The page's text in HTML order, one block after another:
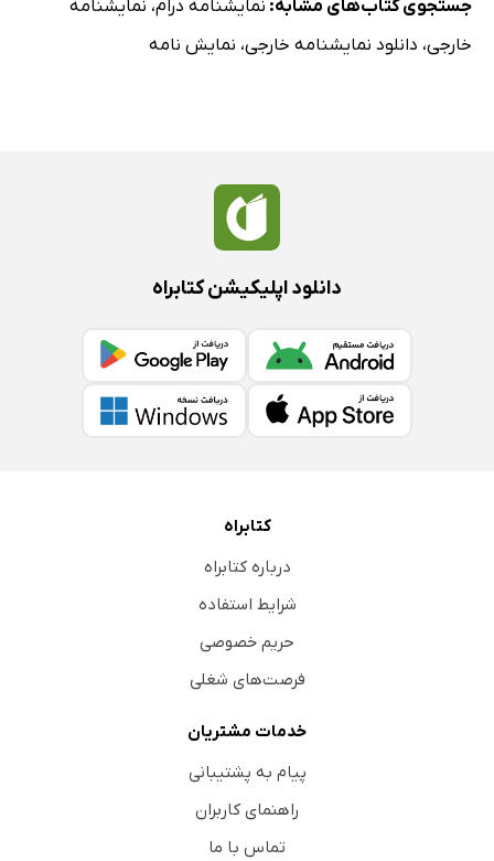
جستجوی کتاب‌های مشابه: نمایشنامه درام، نمایشنامه
خارجی، دانلود نمایشنامه خارجی، نمایش نامه
دانلود اپلیکیشن کتابراه
کتابراه
درباره کتابراه
شرایط استفاده
حریم خصوصی
فرصت‌های شغلی
خدمات مشتریان
پیام به پشتیبانی
راهنمای کاربران
تماس با ما